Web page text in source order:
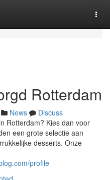
Rotterdam
News
Discuss
Rotterdam? Kies dan voor
een grote selectie aan
desserts. Onze
profile